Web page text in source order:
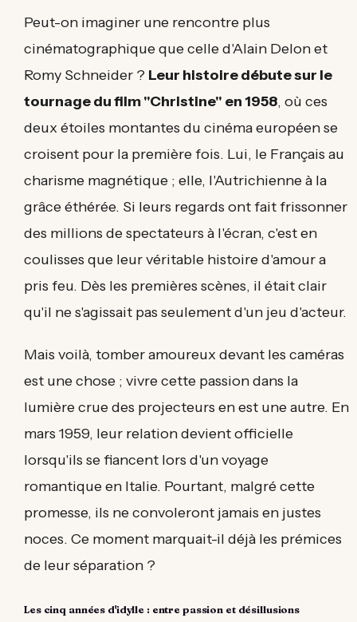
Peut-on imaginer une rencontre plus
cinématographique que celle d'Alain Delon et
Romy Schneider ? Leur histoire débute sur le
tournage du film "Christine" en 1958, où ces
deux étoiles montantes du cinéma européen se
croisent pour la première fois. Lui, le Français au
charisme magnétique ; elle, l'Autrichienne à la
grâce éthérée. Si leurs regards ont fait frissonner
des millions de spectateurs à l'écran, c'est en
coulisses que leur véritable histoire d'amour a
pris feu. Dès les premières scènes, il était clair
qu'il ne s'agissait pas seulement d'un jeu d'acteur.
Mais voilà, tomber amoureux devant les caméras
est une chose ; vivre cette passion dans la
lumière crue des projecteurs en est une autre. En
mars 1959, leur relation devient officielle
lorsqu'ils se fiancent lors d'un voyage
romantique en Italie. Pourtant, malgré cette
promesse, ils ne convoleront jamais en justes
noces. Ce moment marquait-il déjà les prémices
de leur séparation ?
Les cinq années d'idylle : entre passion et désillusions